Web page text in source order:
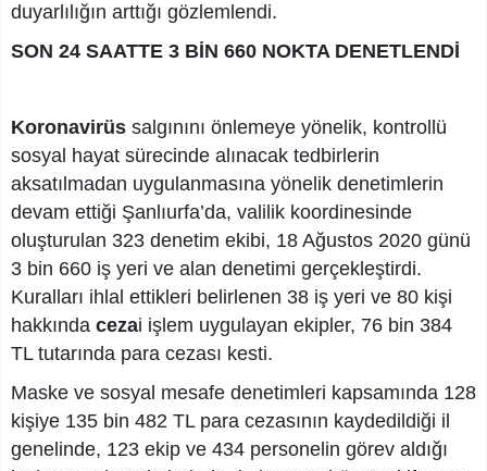
duyarlılığın arttığı gözlemlendi.
SON 24 SAATTE 3 BİN 660 NOKTA DENETLENDİ
Koronavirüs salgınını önlemeye yönelik, kontrollü
sosyal hayat sürecinde alınacak tedbirlerin
aksatılmadan uygulanmasına yönelik denetimlerin
devam ettiği Şanlıurfa’da, valilik koordinesinde
oluşturulan 323 denetim ekibi, 18 Ağustos 2020 günü
3 bin 660 iş yeri ve alan denetimi gerçekleştirdi.
Kuralları ihlal ettikleri belirlenen 38 iş yeri ve 80 kişi
hakkında cezai işlem uygulayan ekipler, 76 bin 384
TL tutarında para cezası kesti.
Maske ve sosyal mesafe denetimleri kapsamında 128
kişiye 135 bin 482 TL para cezasının kaydedildiği il
genelinde, 123 ekip ve 434 personelin görev aldığı